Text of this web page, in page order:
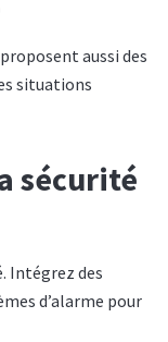
aussi des
situations
sécurité
Intégrez des
d’alarme pour